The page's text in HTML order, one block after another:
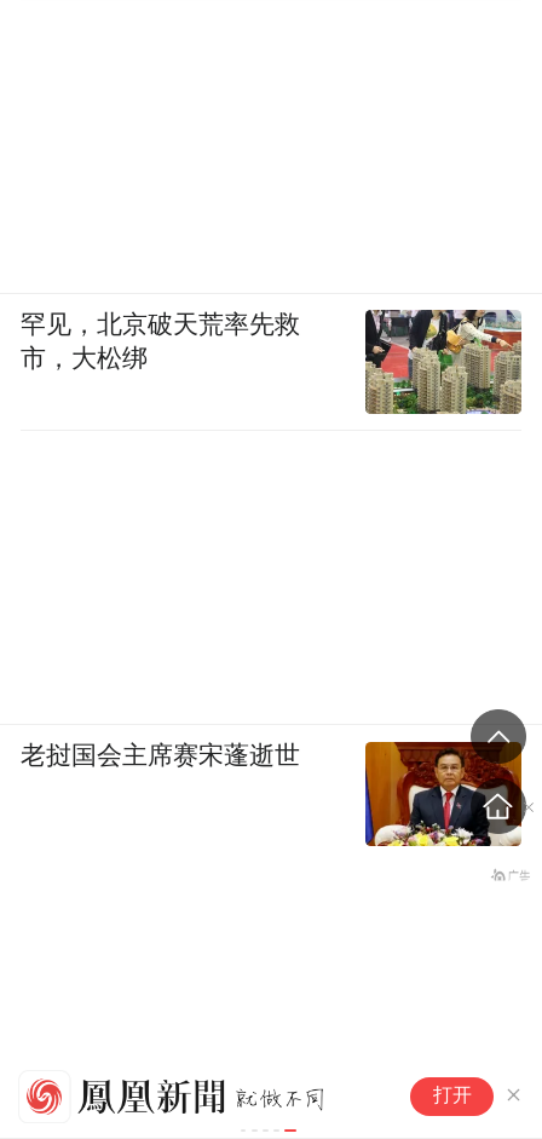
打开
罕见，北京破天荒率先救
市，大松绑
老挝国会主席赛宋蓬逝世